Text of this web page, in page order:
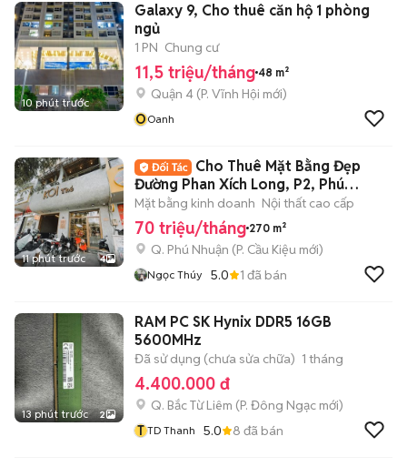
10 phút trước
Galaxy 9, Cho thuê căn hộ 1 phòng
ngủ
1 PN Chung cư
11,5 triệu/tháng 48 m²
Quận 4 (P. Vĩnh Hội mới)
OOanh
11 phút trước 4
Cho Thuê Mặt Bằng Đẹp
Đường Phan Xích Long, P2, Phú
Nhuận, DT: 6x15m
Mặt bằng kinh doanh Nội thất cao cấp
70 triệu/tháng 270 m²
Q. Phú Nhuận (P. Cầu Kiệu mới)
Ngọc Thúy 5.0 1 đã bán
13 phút trước 2
RAM PC SK Hynix DDR5 16GB
5600MHz
Đã sử dụng (chưa sửa chữa) 1 tháng
4.400.000 đ
Q. Bắc Từ Liêm (P. Đông Ngạc mới)
T TD Thanh 5.0 8 đã bán